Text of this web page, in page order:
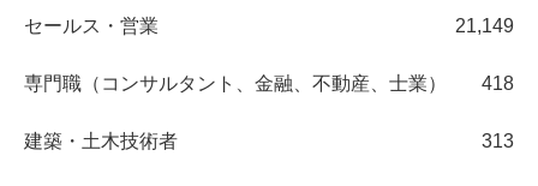
セールス・営業 21,149
専門職（コンサルタント、金融、不動産、士業） 418
建築・土木技術者 313